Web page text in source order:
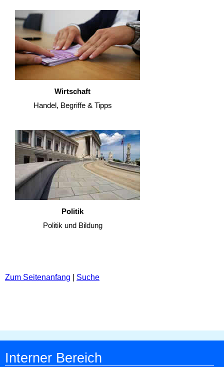
Wirtschaft
Handel, Begriffe & Tipps
Politik
Politik und Bildung
Zum Seitenanfang Suche
Interner Bereich